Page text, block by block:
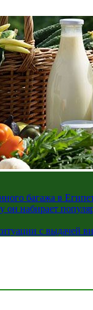
багажа в
он набирает
с выдачей